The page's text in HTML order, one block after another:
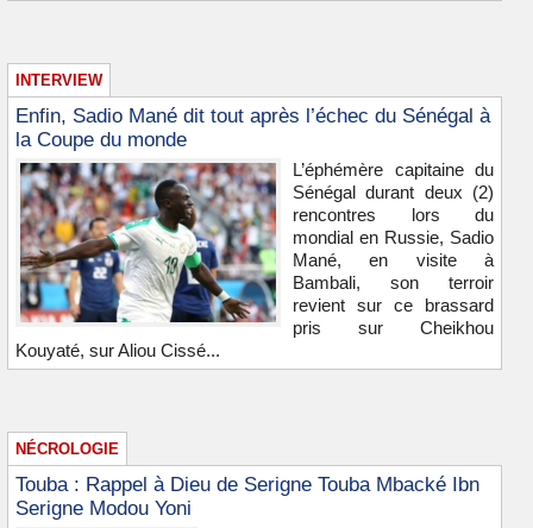
INTERVIEW
Enfin, Sadio Mané dit tout après l’échec du Sénégal à
la Coupe du monde
L’éphémère capitaine du
Sénégal durant deux (2)
rencontres lors du
mondial en Russie, Sadio
Mané, en visite à
Bambali, son terroir
revient sur ce brassard
pris sur Cheikhou
Kouyaté, sur Aliou Cissé...
NÉCROLOGIE
Touba : Rappel à Dieu de Serigne Touba Mbacké Ibn
Serigne Modou Yoni